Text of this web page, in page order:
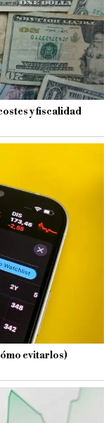
y fiscalidad
evitarlos)